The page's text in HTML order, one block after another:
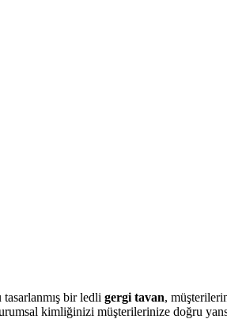
tasarlanmış bir ledli gergi tavan,
kimliğinizi müşterilerinize doğru